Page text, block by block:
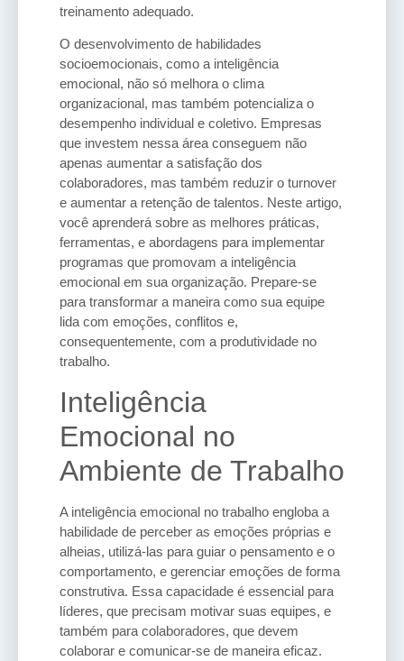
treinamento adequado.
O desenvolvimento de habilidades
socioemocionais, como a inteligência
emocional, não só melhora o clima
organizacional, mas também potencializa o
desempenho individual e coletivo. Empresas
que investem nessa área conseguem não
apenas aumentar a satisfação dos
colaboradores, mas também reduzir o turnover
e aumentar a retenção de talentos. Neste artigo,
você aprenderá sobre as melhores práticas,
ferramentas, e abordagens para implementar
programas que promovam a inteligência
emocional em sua organização. Prepare-se
para transformar a maneira como sua equipe
lida com emoções, conflitos e,
consequentemente, com a produtividade no
trabalho.
Inteligência
Emocional no
Ambiente de Trabalho
A inteligência emocional no trabalho engloba a
habilidade de perceber as emoções próprias e
alheias, utilizá-las para guiar o pensamento e o
comportamento, e gerenciar emoções de forma
construtiva. Essa capacidade é essencial para
líderes, que precisam motivar suas equipes, e
também para colaboradores, que devem
colaborar e comunicar-se de maneira eficaz.